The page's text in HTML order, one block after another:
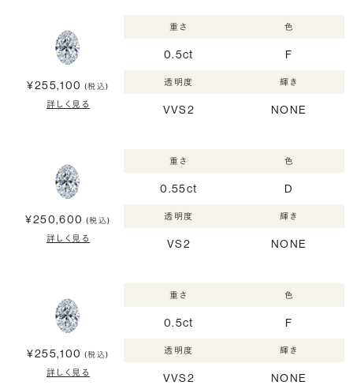
¥255,100 (税込)
詳しく見る
重さ
0.5ct
色
F
透明度
VVS2
輝き
NONE
¥250,600 (税込)
詳しく見る
重さ
0.55ct
色
D
透明度
VS2
輝き
NONE
¥255,100 (税込)
詳しく見る
重さ
0.5ct
色
F
透明度
VVS2
輝き
NONE